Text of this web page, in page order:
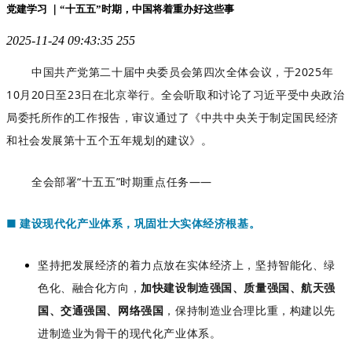
党建学习 ｜“十五五”时期，中国将着重办好这些事
2025-11-24 09:43:35 255
中国共产党第二十届中央委员会第四次全体会议，于2025年
10月20日至23日在北京举行。全会听取和讨论了习近平受中央政治
局委托所作的工作报告，审议通过了《中共中央关于制定国民经济
和社会发展第十五个五年规划的建议》。
全会部署“十五五”时期重点任务——
■建设现代化产业体系，巩固壮大实体经济根基。
坚持把发展经济的着力点放在实体经济上，坚持智能化、绿
色化、融合化方向， 加快建设制造强国、质量强国、航天强
国、交通强国、网络强国 ，保持制造业合理比重，构建以先
进制造业为骨干的现代化产业体系。